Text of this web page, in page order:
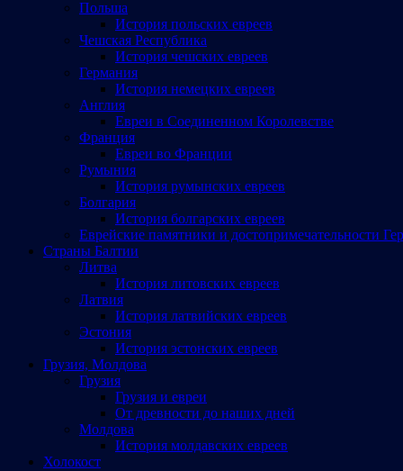
Польша
История польских евреев
Чешская Республика
История чешских евреев
Германия
История немецких евреев
Англия
Евреи в Соединенном Королевстве
Франция
Евреи во Франции
Румыния
История румынских евреев
Болгария
История болгарских евреев
Еврейские памятники и достопримечательности
Страны Балтии
Литва
История литовских евреев
Латвия
История латвийских евреев
Эстония
История эстонских евреев
Грузия, Молдова
Грузия
Грузия и евреи
От древности до наших дней
Молдова
История молдавских евреев
Холокост